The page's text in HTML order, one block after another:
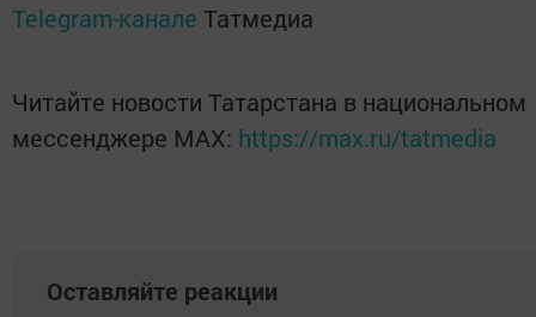
Telegram-канале Татмедиа
Читайте новости Татарстана в национальном
мессенджере MАХ: https://max.ru/tatmedia
Оставляйте реакции